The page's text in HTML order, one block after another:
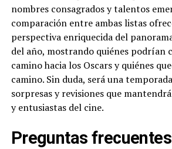
nombres consagrados y talentos
comparación entre ambas listas
perspectiva enriquecida del
del año, mostrando quiénes podrían
camino hacia los Oscars y quiénes
camino. Sin duda, será una
sorpresas y revisiones que
y entusiastas del cine.
Preguntas frecuentes